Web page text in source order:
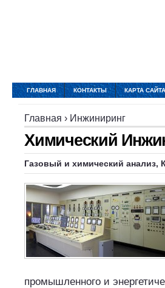
ГЛАВНАЯ КОНТАКТЫ КАРТА САЙТА
Главная › Инжиниринг
Химический
Газовый и химический анализ,
промышленного и